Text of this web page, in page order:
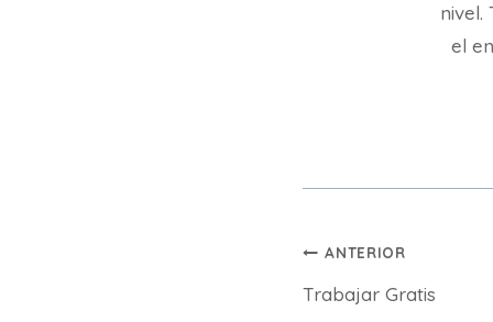
nivel.
el
Navegación
de
ANTERIOR
Trabajar Gratis